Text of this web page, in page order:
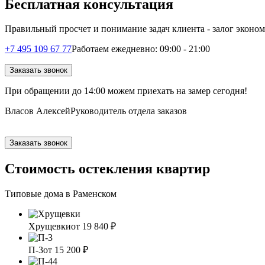
Бесплатная консультация
Правильный просчет и понимание задач клиента - залог
+7 495 109 67 77Работаем ежедневно: 09:00 - 21:00
Заказать звонок
При обращении до 14:00 можем приехать на замер сегодня!
Власов АлексейРуководитель отдела заказов
Заказать звонок
Стоимость остекления квартир
Типовые дома в Раменском
Хрущевкиот 19 840 ₽
П-3от 15 200 ₽